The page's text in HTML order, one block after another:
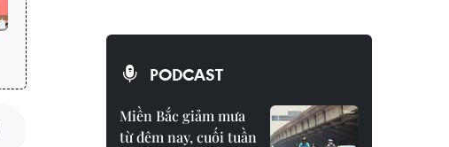
PODCAST
Miền Bắc giảm mưa
từ đêm nay, cuối tuần